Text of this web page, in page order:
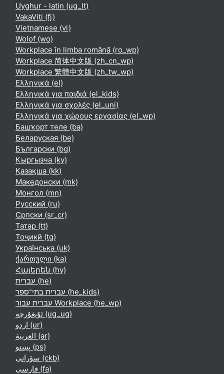
Uyghur - latin ‎(ug_lt)‎
VakaViti ‎(fj)‎
Vietnamese ‎(vi)‎
Wolof ‎(wo)‎
Workplace în limba română ‎(ro_wp)‎
Workplace 简体中文版 ‎(zh_cn_wp)‎
Workplace 繁體中文版 ‎(zh_tw_wp)‎
Ελληνικά ‎(el)‎
Ελληνικά για παιδιά ‎(el_kids)‎
Ελληνικά για σχολές ‎(el_uni)‎
Ελληνικά για χώρους εργασίας ‎(el_wp)‎
Башҡорт теле ‎(ba)‎
Беларуская ‎(be)‎
Български ‎(bg)‎
Кыргызча ‎(ky)‎
Қазақша ‎(kk)‎
Македонски ‎(mk)‎
Монгол ‎(mn)‎
Русский ‎(ru)‎
Српски ‎(sr_cr)‎
Татар ‎(tt)‎
Тоҷикӣ ‎(tg)‎
Українська ‎(uk)‎
ქართული ‎(ka)‎
Հայերեն ‎(hy)‎
עברית ‎(he)‎
עברית בתי־ספר ‎(he_kids)‎
עברית עבור Workplace ‎(he_wp)‎
ئۇيغۇرچە ‎(ug_ug)‎
اردو ‎(ur)‎
العربية ‎(ar)‎
پښتو ‎(ps)‎
سۆرانی ‎(ckb)‎
فارسی ‎(fa)‎